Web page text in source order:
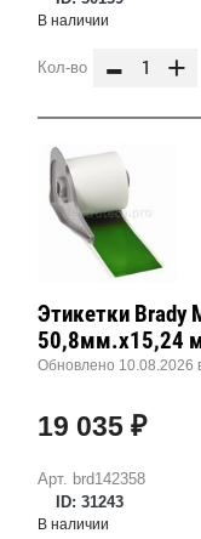
В наличии
Кол-во - +
Арт. brd142358
ID: 31243
Этикетки Brady
50,8мм.х15,24
Обновлено 10.08.2026
19 035 ₽
В наличии